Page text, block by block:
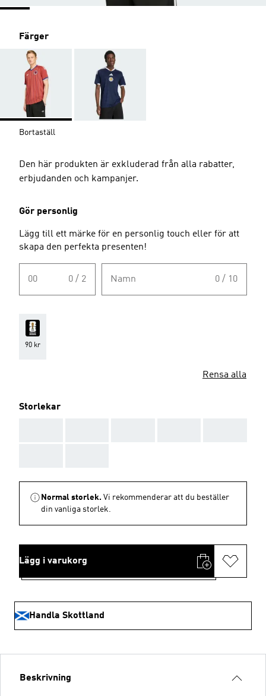
Färger
Bortaställ
Den här produkten är exkluderad från alla rabatter,
erbjudanden och kampanjer.
Gör personlig
Lägg till ett märke för en personlig touch eller för att
skapa den perfekta presenten!
00 0 / 2 Namn 0 / 10
90 kr
Rensa alla
Storlekar
Normal storlek. Vi rekommenderar att du beställer
din vanliga storlek.
Lägg i varukorg
Handla Skottland
Beskrivning